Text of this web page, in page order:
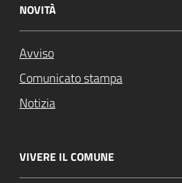
NOVITÀ
Avviso
Comunicato stampa
Notizia
VIVERE IL COMUNE